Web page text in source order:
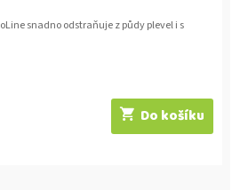
Do košíku
snadno odstraňuje z půdy plevel i s